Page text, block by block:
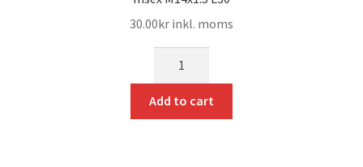
30.00kr inkl. moms
Add to cart